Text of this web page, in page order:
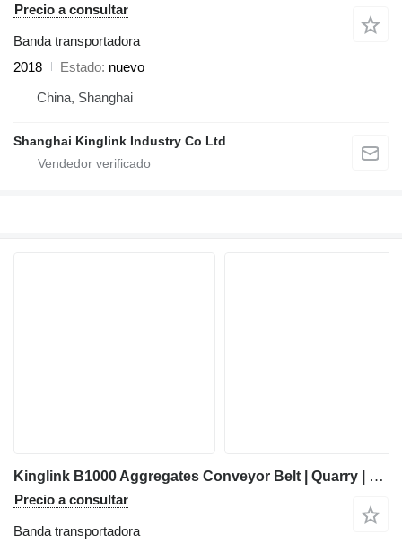
Precio a consultar
Banda transportadora
2018
Estado nuevo
China, Shanghai
Shanghai Kinglink Industry Co Ltd
Kinglink B1000 Aggregates Conveyor Belt | Quarry | Stones | Mineral Sands
Precio a consultar
Banda transportadora